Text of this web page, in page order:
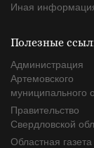
Иная
Полезные
Администрация
Артемовского
муниципального
Правительство
Свердловской
Областная газета